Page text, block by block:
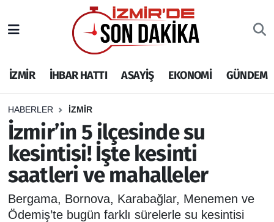
İZMİR İHBAR HATTI ASAYİŞ EKONOMİ GÜNDEM
HABERLER İZMİR
İzmir’in 5 ilçesinde su
kesintisi! İşte kesinti
saatleri ve mahalleler
Bergama, Bornova, Karabağlar, Menemen ve
Ödemiş’te bugün farklı sürelerle su kesintisi
İHBAR HATTI
DEPREM
GENEL
EKONOMİ
SİYASET
İzmir Nöbetçi Eczaneler
İzmir Hava Durumu
İzmir Namaz Vakitleri
İzmir Trafik Yoğunluk Haritası
Puan Durumu ve Fikstür
Tüm Manşetler